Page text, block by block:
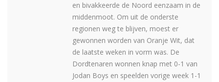
en bivakkeerde de Noord eenzaam in de
middenmoot. Om uit de onderste
regionen weg te blijven, moest er
gewonnen worden van Oranje Wit, dat
de laatste weken in vorm was. De
Dordtenaren wonnen knap met 0-1 van
Jodan Boys en speelden vorige week 1-1